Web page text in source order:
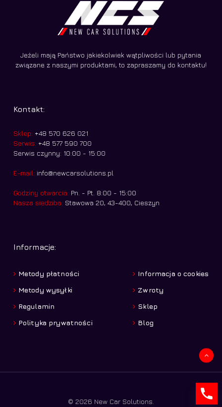
0,00zł
Jeżeli mają Państwo jakiekolwiek wątpliwości lub pytania
związane z naszymi produktami, to zapraszamy do kontaktu!
Kontakt:
Sklep: +48 570 626 021
Serwis: +48 577 590 700
Serwis czynny: 10:00 - 15:00
E-mail: info@newcarsolutions.pl
Godziny otwarcia: Pn. - Pt. 8:00 - 15:00
Nasza siedziba: Stawowa 20, 43-400, Cieszyn
Informacje:
Metody płatności
Metody wysyłki
Regulamin
Polityka prywatności
Informacja o cookies
Zwroty
Sklep
Blog
© 2026 New Car Solutions.